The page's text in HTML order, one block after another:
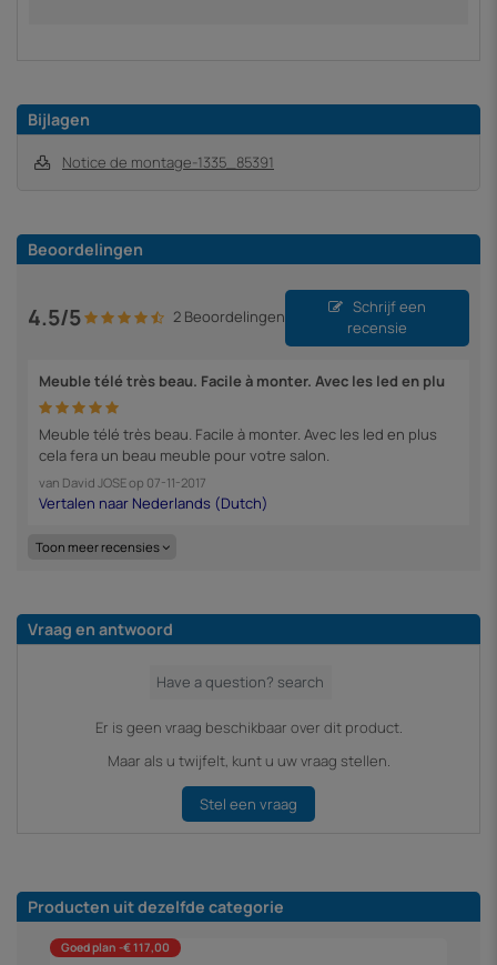
Bijlagen
Notice de montage-1335_85391
Beoordelingen
4.5/5 2 Beoordelingen
Schrijf een
recensie
Meuble télé très beau. Facile à monter. Avec les led en plu
Meuble télé très beau. Facile à monter. Avec les led en plus
cela fera un beau meuble pour votre salon.
van David JOSEop 07-11-2017
Toon meer recensies
Vraag en antwoord
Er is geen vraag beschikbaar over dit product.
Maar als u twijfelt, kunt u uw vraag stellen.
Stel een vraag
Producten uit dezelfde categorie
Goed plan -€ 117,00